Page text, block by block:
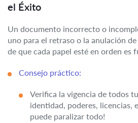
el Éxito
Un documento incorrecto o
uno para el retraso o la anulación
de que cada papel esté en orden es
Consejo práctico:
Verifica la vigencia de todos
identidad, poderes, licencias,
puede paralizar todo!